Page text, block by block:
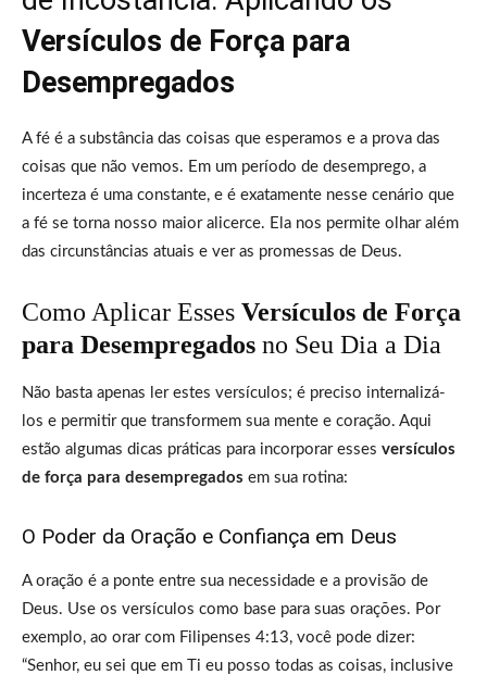
Versículos de Força para
Desempregados
A fé é a substância das coisas que esperamos e a prova das
coisas que não vemos. Em um período de desemprego, a
incerteza é uma constante, e é exatamente nesse cenário que
a fé se torna nosso maior alicerce. Ela nos permite olhar além
das circunstâncias atuais e ver as promessas de Deus.
Como Aplicar Esses Versículos de Força
para Desempregados no Seu Dia a Dia
Não basta apenas ler estes versículos; é preciso internalizá-
los e permitir que transformem sua mente e coração. Aqui
estão algumas dicas práticas para incorporar esses versículos
de força para desempregados em sua rotina:
O Poder da Oração e Confiança em Deus
A oração é a ponte entre sua necessidade e a provisão de
Deus. Use os versículos como base para suas orações. Por
exemplo, ao orar com Filipenses 4:13, você pode dizer:
“Senhor, eu sei que em Ti eu posso todas as coisas, inclusive